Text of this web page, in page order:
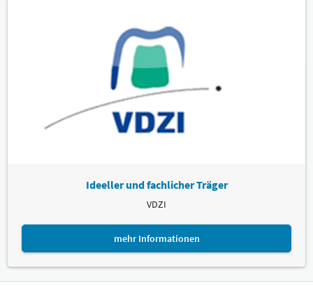
Ideeller und fachlicher Träger
VDZI
mehr Informationen